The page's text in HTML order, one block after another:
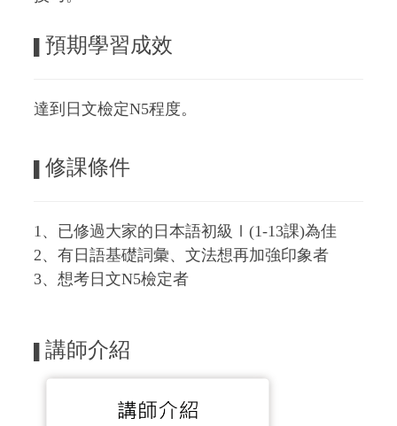
預期學習成效
達到日文檢定N5程度。
修課條件
1、已修過大家的日本語初級Ⅰ(1-13課)為佳
2、有日語基礎詞彙、文法想再加強印象者
3、想考日文N5檢定者
講師介紹